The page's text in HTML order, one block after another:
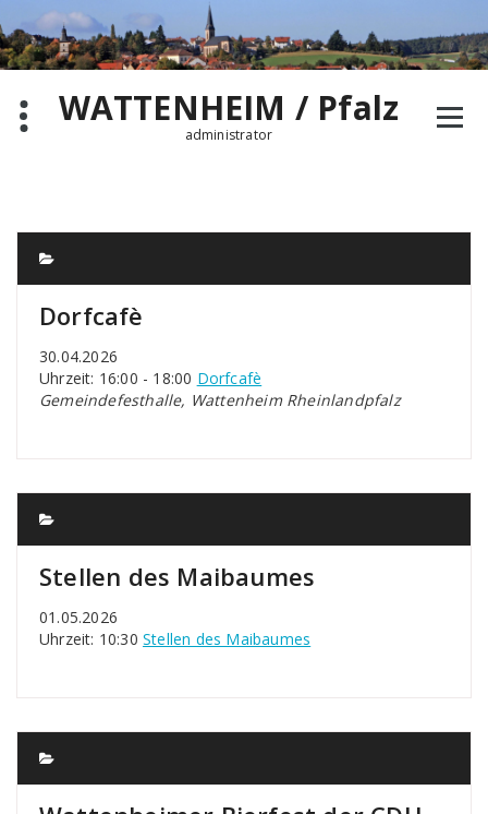
Inhalt
springen
WATTENHEIM / Pfalz
administrator
Dorfcafè
30.04.2026
Uhrzeit: 16:00 - 18:00 Dorfcafè
Gemeindefesthalle, Wattenheim Rheinlandpfalz
Stellen des Maibaumes
01.05.2026
Uhrzeit: 10:30 Stellen des Maibaumes